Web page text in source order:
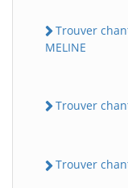
Trouver
MELINE
Trouver
Trouver